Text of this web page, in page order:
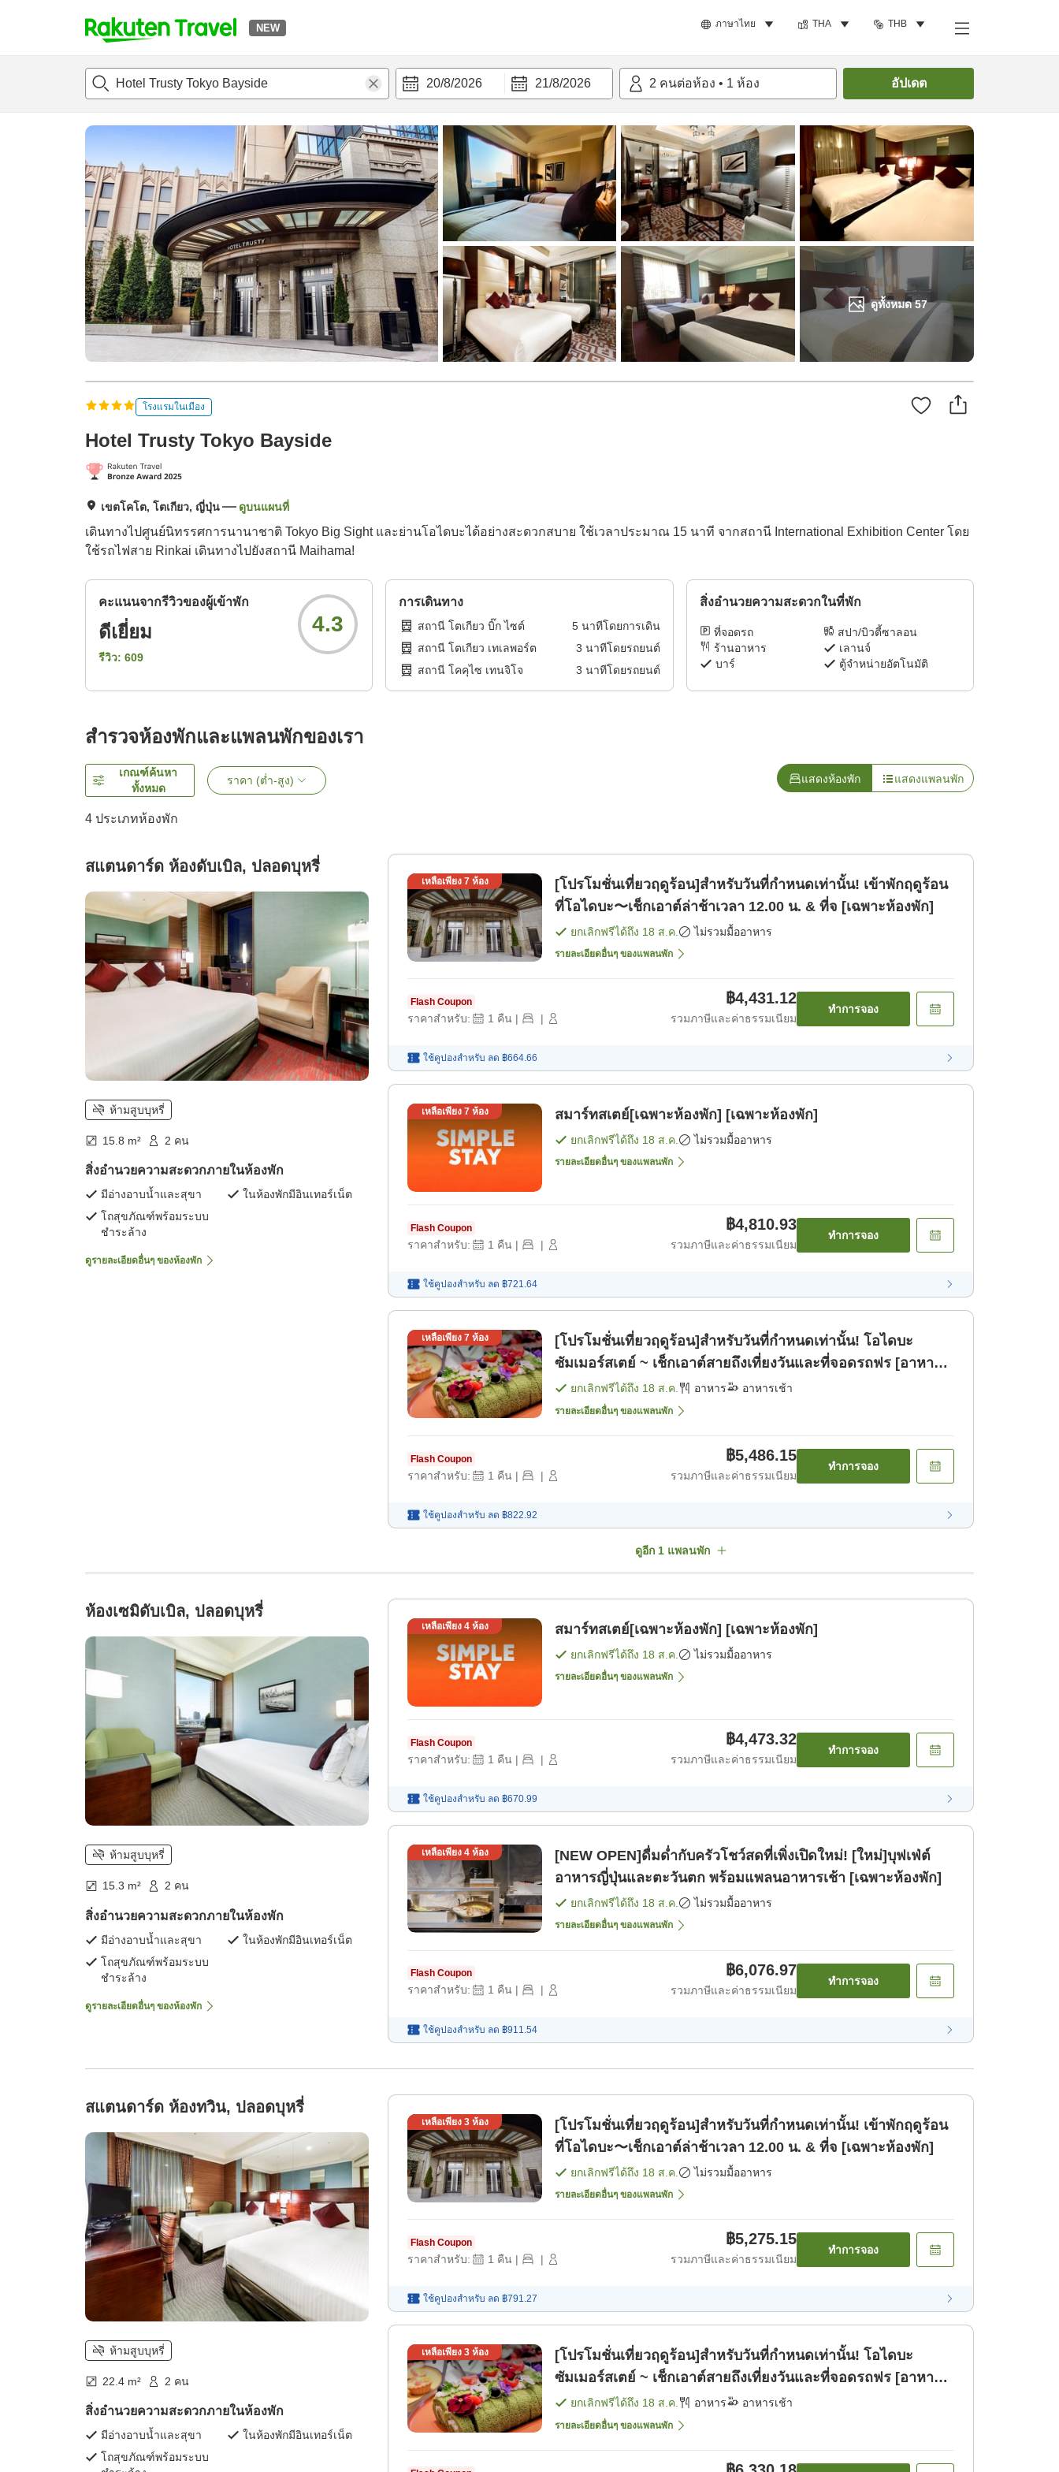
NEW ภาษาไทย THA THB
t
p
a
e
_
s
e
a
r
c
h
20/8/2026 21/8/2026 2 คนต่อห้อง • 1 ห้อง อัปเดต
ดูทั้งหมด57
แนะนำที่พักห้องพักและแพลนพักรีวิวสิ่่งอำนวยความสะดวก ค้นหาห้องพัก
โรงแรมในเมือง
Hotel Trusty Tokyo Bayside
เขตโคโต, โตเกียว, ญี่ปุ่น ดูบนแผนที่
เดินทางไปศูนย์นิทรรศการนานาชาติ Tokyo Big Sight และย่านโอไดบะได้อย่างสะดวกสบาย ใช้เวลาประมาณ 15 นาที จากสถานี International Exhibition Center โดย
ใช้รถไฟสาย Rinkai เดินทางไปยังสถานี Maihama!
คะแนนจากรีวิวของผู้เข้าพัก
ดีเยี่ยม
รีวิว: 609
4.3
การเดินทาง
สถานี โตเกียว บิ๊ก ไซต์ 5นาทีโดยการเดิน
สถานี โตเกียว เทเลพอร์ต
3 นาทีโดยรถยนต์
สถานี โคคุไซ เทนจิโจ
3 นาทีโดยรถยนต์
สิ่งอำนวยความสะดวกในที่พัก
ที่จอดรถ
สปา/บิวตี้ซาลอน
ร้านอาหาร
เลานจ์
บาร์
ตู้จำหน่ายอัตโนมัติ
สำรวจห้องพักและแพลนพักของเรา
เกณฑ์ค้นหา
ทั้งหมด
ราคา (ต่ำ-สูง) แสดงห้องพัก แสดงแพลนพัก
4 ประเภทห้องพัก
สแตนดาร์ด ห้องดับเบิล, ปลอดบุหรี่
ห้ามสูบบุหรี่
15.8 m² 2 คน
สิ่งอำนวยความสะดวกภายในห้องพัก
มีอ่างอาบน้ำและสุขา
ในห้องพักมีอินเทอร์เน็ต
โถสุขภัณฑ์พร้อมระบบ
ชำระล้าง
ดูรายละเอียดอื่นๆ ของห้องพัก
เหลือเพียง 7ห้อง
[โปรโมชั่นเที่ยวฤดูร้อน]สำหรับวันที่กำหนดเท่านั้น! เข้าพักฤดูร้อน
ที่โอไดบะ〜เช็กเอาต์ล่าช้าเวลา 12.00 น. & ที่จ [เฉพาะห้องพัก]
ยกเลิกฟรีได้ถึง 18 ส.ค. ไม่รวมมื้ออาหาร
รายละเอียดอื่นๆ ของแพลนพัก
Flash Coupon
ราคาสำหรับ: 1 คืน | |
฿4,431.12
รวมภาษีและค่าธรรมเนียม
ทำการจอง
ใช้คูปองสำหรับ ลด ฿664.66
เหลือเพียง 7ห้อง สมาร์ทสเตย์[เฉพาะห้องพัก] [เฉพาะห้องพัก]
ยกเลิกฟรีได้ถึง 18 ส.ค. ไม่รวมมื้ออาหาร
รายละเอียดอื่นๆ ของแพลนพัก
Flash Coupon
ราคาสำหรับ: 1 คืน | |
฿4,810.93
รวมภาษีและค่าธรรมเนียม
ทำการจอง
ใช้คูปองสำหรับ ลด ฿721.64
เหลือเพียง 7ห้อง
[โปรโมชั่นเที่ยวฤดูร้อน]สำหรับวันที่กำหนดเท่านั้น! โอไดบะ
ซัมเมอร์สเตย์ ~ เช็กเอาต์สายถึงเที่ยงวันและที่จอดรถฟร [อาหาร
เช้า]ยกเลิกฟรีได้ถึง 18 ส.ค. อาหาร อาหารเช้า
รายละเอียดอื่นๆ ของแพลนพัก
Flash Coupon
ราคาสำหรับ: 1 คืน | |
฿5,486.15
รวมภาษีและค่าธรรมเนียม
ทำการจอง
ใช้คูปองสำหรับ ลด ฿822.92
ดูอีก 1แพลนพัก
ห้องเซมิดับเบิล, ปลอดบุหรี่
ห้ามสูบบุหรี่
15.3 m² 2 คน
สิ่งอำนวยความสะดวกภายในห้องพัก
มีอ่างอาบน้ำและสุขา
ในห้องพักมีอินเทอร์เน็ต
โถสุขภัณฑ์พร้อมระบบ
ชำระล้าง
ดูรายละเอียดอื่นๆ ของห้องพัก
เหลือเพียง 4ห้อง สมาร์ทสเตย์[เฉพาะห้องพัก] [เฉพาะห้องพัก]
ยกเลิกฟรีได้ถึง 18 ส.ค. ไม่รวมมื้ออาหาร
รายละเอียดอื่นๆ ของแพลนพัก
Flash Coupon
ราคาสำหรับ: 1 คืน | |
฿4,473.32
รวมภาษีและค่าธรรมเนียม
ทำการจอง
ใช้คูปองสำหรับ ลด ฿670.99
เหลือเพียง 4ห้อง
[NEW OPEN]ดื่มด่ำกับครัวโชว์สดที่เพิ่งเปิดใหม่! [ใหม่]บุฟเฟ่ต์
อาหารญี่ปุ่นและตะวันตก พร้อมแพลนอาหารเช้า [เฉพาะห้องพัก]
ยกเลิกฟรีได้ถึง 18 ส.ค. ไม่รวมมื้ออาหาร
รายละเอียดอื่นๆ ของแพลนพัก
Flash Coupon
ราคาสำหรับ: 1 คืน | |
฿6,076.97
รวมภาษีและค่าธรรมเนียม
ทำการจอง
ใช้คูปองสำหรับ ลด ฿911.54
สแตนดาร์ด ห้องทวิน, ปลอดบุหรี่
ห้ามสูบบุหรี่
22.4 m² 2 คน
สิ่งอำนวยความสะดวกภายในห้องพัก
มีอ่างอาบน้ำและสุขา
ในห้องพักมีอินเทอร์เน็ต
โถสุขภัณฑ์พร้อมระบบ
เหลือเพียง 3ห้อง
[โปรโมชั่นเที่ยวฤดูร้อน]สำหรับวันที่กำหนดเท่านั้น! เข้าพักฤดูร้อน
ที่โอไดบะ〜เช็กเอาต์ล่าช้าเวลา 12.00 น. & ที่จ [เฉพาะห้องพัก]
ยกเลิกฟรีได้ถึง 18 ส.ค. ไม่รวมมื้ออาหาร
รายละเอียดอื่นๆ ของแพลนพัก
Flash Coupon
ราคาสำหรับ: 1 คืน | |
฿5,275.15
รวมภาษีและค่าธรรมเนียม
ทำการจอง
ใช้คูปองสำหรับ ลด ฿791.27
เหลือเพียง 3ห้อง
[โปรโมชั่นเที่ยวฤดูร้อน]สำหรับวันที่กำหนดเท่านั้น! โอไดบะ
ซัมเมอร์สเตย์ ~ เช็กเอาต์สายถึงเที่ยงวันและที่จอดรถฟร [อาหาร
เช้า]ยกเลิกฟรีได้ถึง 18 ส.ค. อาหาร อาหารเช้า
รายละเอียดอื่นๆ ของแพลนพัก